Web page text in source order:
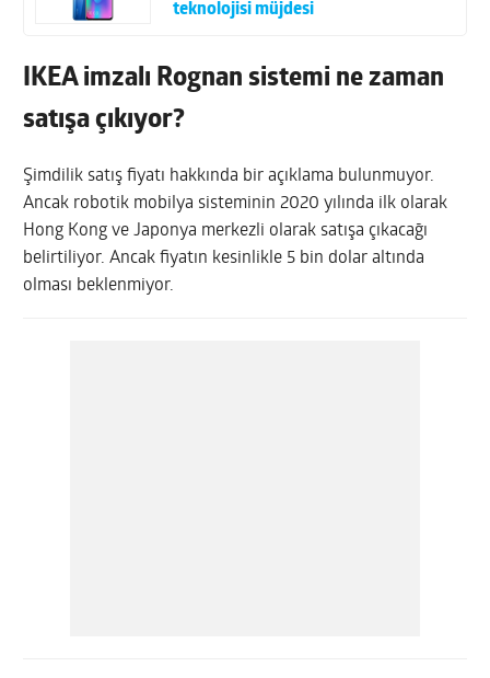
teknolojisi müjdesi
IKEA imzalı Rognan sistemi ne zaman
satışa çıkıyor?
Şimdilik satış fiyatı hakkında bir açıklama bulunmuyor.
Ancak robotik mobilya sisteminin 2020 yılında ilk olarak
Hong Kong ve Japonya merkezli olarak satışa çıkacağı
belirtiliyor. Ancak fiyatın kesinlikle 5 bin dolar altında
olması beklenmiyor.